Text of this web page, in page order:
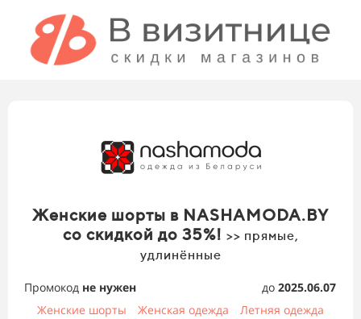
Женские шорты в NASHAMODA.BY
со скидкой до 35%! >> прямые,
удлинённые
Промокод не нужен до 2025.06.07
Женские шорты
Женская одежда Летняя одежда